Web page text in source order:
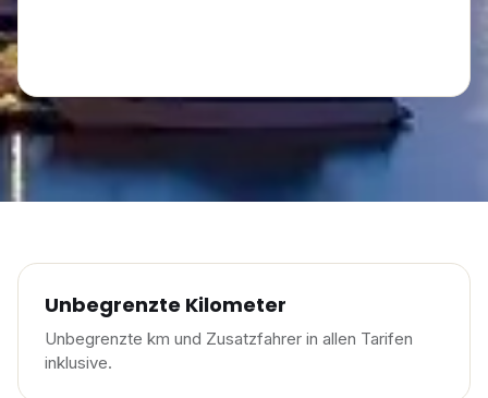
Unbegrenzte Kilometer
Unbegrenzte km und Zusatzfahrer in allen Tarifen
inklusive.